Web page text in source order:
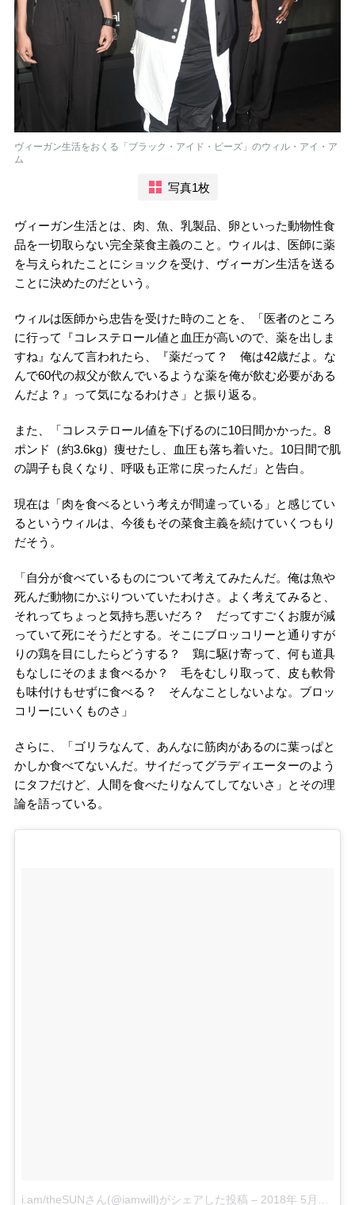
ヴィーガン生活をおくる「ブラック・アイド・ピーズ」のウィル・アイ・ア
ム
写真1枚
ヴィーガン生活とは、肉、魚、乳製品、卵といった動物性食
品を一切取らない完全菜食主義のこと。ウィルは、医師に薬
を与えられたことにショックを受け、ヴィーガン生活を送る
ことに決めたのだという。
ウィルは医師から忠告を受けた時のことを、「医者のところ
に行って『コレステロール値と血圧が高いので、薬を出しま
すね』なんて言われたら、『薬だって？ 俺は42歳だよ。な
んで60代の叔父が飲んでいるような薬を俺が飲む必要がある
んだよ？』って気になるわけさ」と振り返る。
また、「コレステロール値を下げるのに10日間かかった。8
ポンド（約3.6kg）痩せたし、血圧も落ち着いた。10日間で肌
の調子も良くなり、呼吸も正常に戻ったんだ」と告白。
現在は「肉を食べるという考えが間違っている」と感じてい
るというウィルは、今後もその菜食主義を続けていくつもり
だそう。
「自分が食べているものについて考えてみたんだ。俺は魚や
死んだ動物にかぶりついていたわけさ。よく考えてみると、
それってちょっと気持ち悪いだろ？ だってすごくお腹が減
っていて死にそうだとする。そこにブロッコリーと通りすが
りの鶏を目にしたらどうする？ 鶏に駆け寄って、何も道具
もなしにそのまま食べるか？ 毛をむしり取って、皮も軟骨
も味付けもせずに食べる？ そんなことしないよな。ブロッ
コリーにいくものさ」
さらに、「ゴリラなんて、あんなに筋肉があるのに葉っぱと
かしか食べてないんだ。サイだってグラディエーターのよう
にタフだけど、人間を食べたりなんてしてないさ」とその理
論を語っている。
i.am/theSUNさん(@iamwill)がシェアした投稿 – 2018年 5月月4日午前9時43分PDT